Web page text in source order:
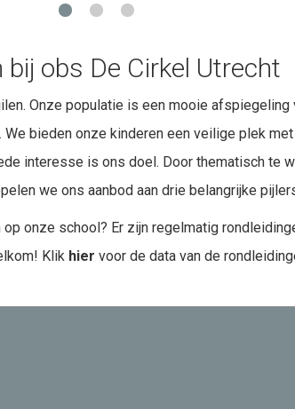
bij obs De Cirkel Utrecht
Onze populatie is een mooie
bieden onze kinderen een veilige plek
interesse is ons doel. Door thematisch te
we ons aanbod aan drie belangrijke
onze school? Er zijn regelmatig
Klik hier voor de data van de